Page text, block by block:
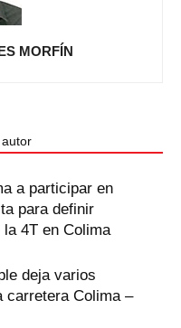
MORFÍN
a participar en
para definir
4T en Colima
deja varios
carretera Colima –